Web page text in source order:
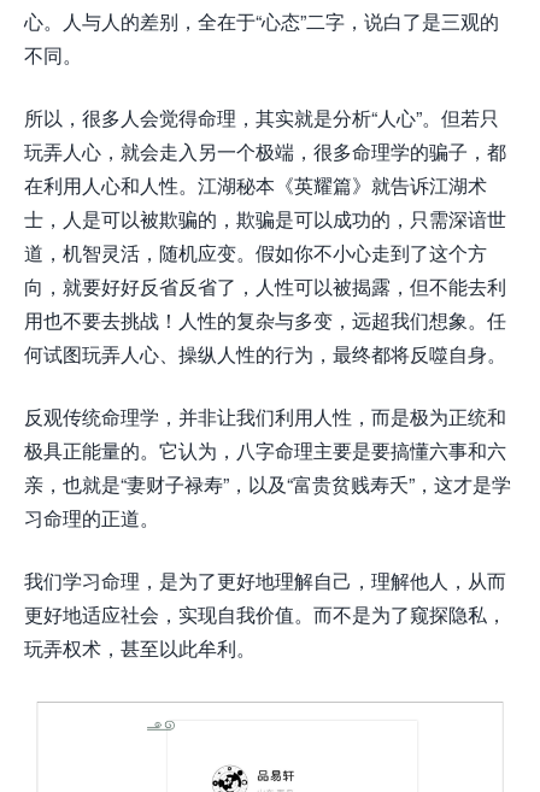
心。人与人的差别，全在于“心态”二字，说白了是三观的
不同。
所以，很多人会觉得命理，其实就是分析“人心”。但若只
玩弄人心，就会走入另一个极端，很多命理学的骗子，都
在利用人心和人性。江湖秘本《英耀篇》就告诉江湖术
士，人是可以被欺骗的，欺骗是可以成功的，只需深谙世
道，机智灵活，随机应变。假如你不小心走到了这个方
向，就要好好反省反省了，人性可以被揭露，但不能去利
用也不要去挑战！人性的复杂与多变，远超我们想象。任
何试图玩弄人心、操纵人性的行为，最终都将反噬自身。
反观传统命理学，并非让我们利用人性，而是极为正统和
极具正能量的。它认为，八字命理主要是要搞懂六事和六
亲，也就是“妻财子禄寿”，以及“富贵贫贱寿夭”，这才是学
习命理的正道。
我们学习命理，是为了更好地理解自己，理解他人，从而
更好地适应社会，实现自我价值。而不是为了窥探隐私，
玩弄权术，甚至以此牟利。